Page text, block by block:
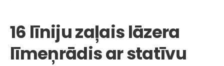
16 līniju zaļais lāzera
līmeņrādis ar statīvu